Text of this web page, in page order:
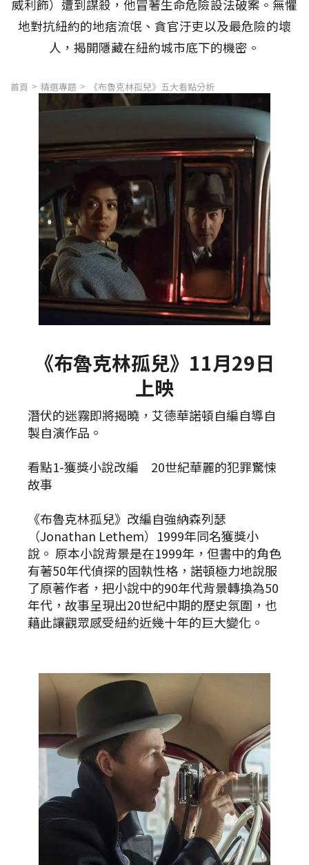
威利飾）遭到謀殺，他冒著生命危險設法破案。無懼
地對抗紐約的地痞流氓、貪官汙吏以及最危險的壞
人，揭開隱藏在紐約城市底下的機密。
首頁 精選專題 《布魯克林孤兒》五大看點分析
《布魯克林孤兒》11月29日
上映
潛伏的迷霧即將揭曉，艾德華諾頓自編自導自
製自演作品。
看點1-獲獎小說改編 20世紀華麗的犯罪驚悚
故事
《布魯克林孤兒》改編自強納森列瑟
（Jonathan Lethem）1999年同名獲獎小
說。 原本小說背景是在1999年，但書中的角色
有著50年代偵探的固執性格，諾頓極力地說服
了原著作者，把小說中的90年代背景轉換為50
年代，故事呈現出20世紀中期的歷史氛圍，也
藉此讓觀眾感受紐約近幾十年的巨大變化。